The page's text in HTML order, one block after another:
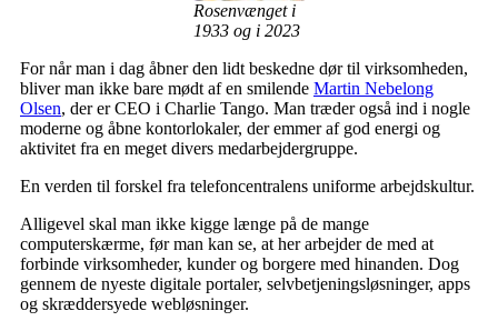
Rosenvænget i
1933 og i 2023
For når man i dag åbner den lidt beskedne dør til virksomheden,
bliver man ikke bare mødt af en smilende Martin Nebelong
Olsen, der er CEO i Charlie Tango. Man træder også ind i nogle
moderne og åbne kontorlokaler, der emmer af god energi og
aktivitet fra en meget divers medarbejdergruppe.
En verden til forskel fra telefoncentralens uniforme arbejdskultur.
Alligevel skal man ikke kigge længe på de mange
computerskærme, før man kan se, at her arbejder de med at
forbinde virksomheder, kunder og borgere med hinanden. Dog
gennem de nyeste digitale portaler, selvbetjeningsløsninger, apps
og skræddersyede webløsninger.